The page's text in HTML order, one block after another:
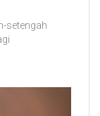
setengah